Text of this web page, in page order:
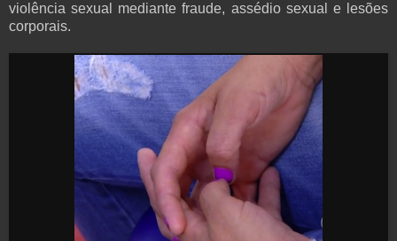
violência sexual mediante fraude, assédio sexual e lesões
corporais.